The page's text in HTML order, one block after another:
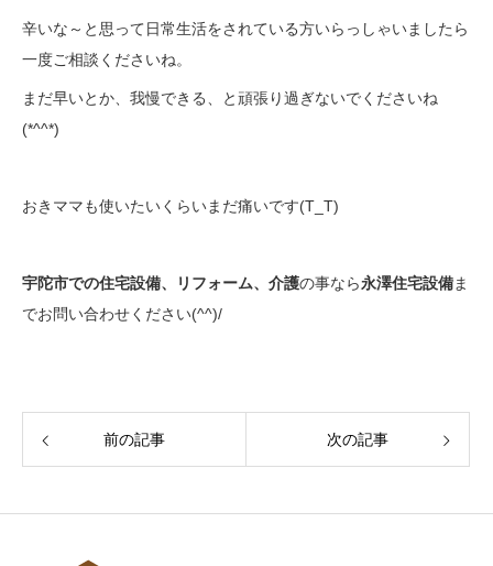
辛いな～と思って日常生活をされている方いらっしゃいましたら
一度ご相談くださいね。
まだ早いとか、我慢できる、と頑張り過ぎないでくださいね
(*^^*)
おきママも使いたいくらいまだ痛いです(T_T)
宇陀市での住宅設備、リフォーム、介護の事なら永澤住宅設備ま
でお問い合わせください(^^)/
前の記事 次の記事